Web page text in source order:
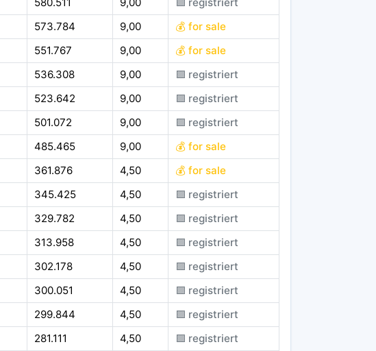
580.511 9,00
🟪 registriert
573.784 9,00
💰 for sale
551.767 9,00
💰 for sale
536.308 9,00
🟪 registriert
523.642 9,00
🟪 registriert
501.072 9,00
🟪 registriert
485.465 9,00
💰 for sale
361.876 4,50
💰 for sale
345.425 4,50
🟪 registriert
329.782 4,50
🟪 registriert
313.958 4,50
🟪 registriert
302.178 4,50
🟪 registriert
300.051 4,50
🟪 registriert
299.844 4,50
🟪 registriert
281.111 4,50
🟪 registriert